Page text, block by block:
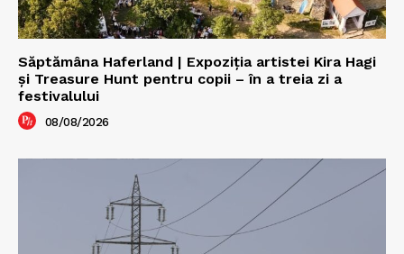
Săptămâna Haferland | Expoziţia artistei Kira Hagi
şi Treasure Hunt pentru copii – în a treia zi a
festivalului
08/08/2026